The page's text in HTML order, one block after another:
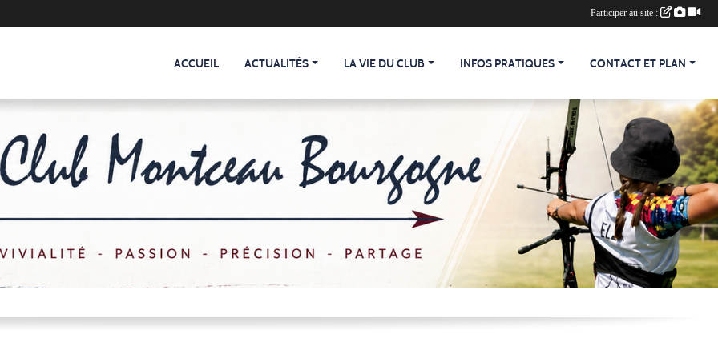
ACCUEIL ACTUALITÉS LA VIE DU CLUB INFOS PRATIQUES CONTACT ET PLAN
Participer au site :